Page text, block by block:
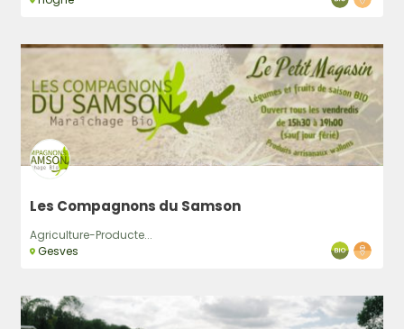
Les Compagnons du Samson
Agriculture-Producte...
Gesves